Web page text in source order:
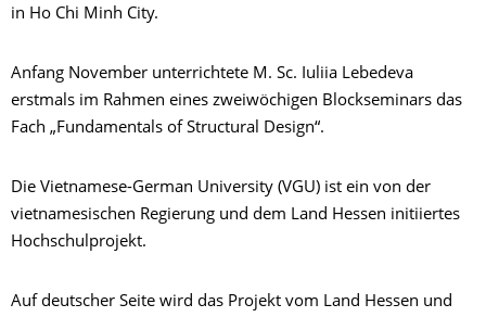
in Ho Chi Minh City.
Anfang November unterrichtete M. Sc. Iuliia Lebedeva
erstmals im Rahmen eines zweiwöchigen Blockseminars das
Fach „Fundamentals of Structural Design“.
Die Vietnamese-German University (VGU) ist ein von der
vietnamesischen Regierung und dem Land Hessen initiiertes
Hochschulprojekt.
Auf deutscher Seite wird das Projekt vom Land Hessen und